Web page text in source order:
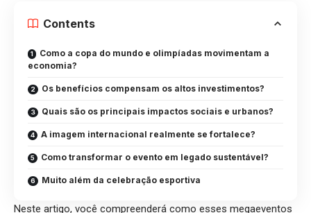
Contents
Como a copa do mundo e olimpíadas movimentam a
economia?
Os benefícios compensam os altos investimentos?
Quais são os principais impactos sociais e urbanos?
A imagem internacional realmente se fortalece?
Como transformar o evento em legado sustentável?
Muito além da celebração esportiva
Neste artigo, você compreenderá como esses megaeventos